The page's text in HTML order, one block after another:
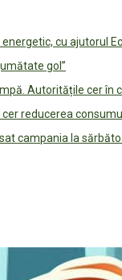
cu ajutorul
gol”
Autoritățile cer în
reducerea
campania la